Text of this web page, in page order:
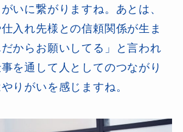
いに繋がりますね。あとは、
入れ先様との信頼関係が生ま
からお願いしてる」と言われ
を通して人としてのつながり
りがいを感じますね。